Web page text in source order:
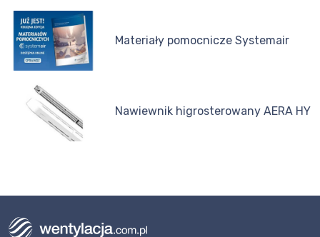
Materiały pomocnicze Systemair
Nawiewnik higrosterowany AERA HY